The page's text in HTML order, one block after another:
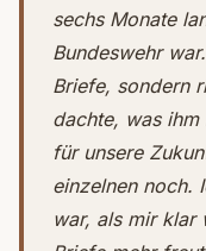
sechs Monate
Bundeswehr
Briefe, sondern
dachte, was
für unsere
einzelnen noch.
war, als mir klar